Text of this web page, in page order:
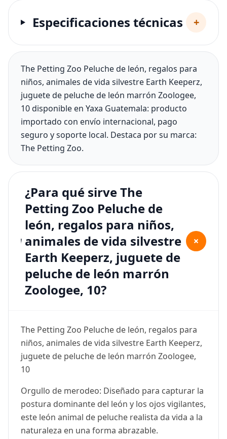
Especificaciones técnicas +
The Petting Zoo Peluche de león, regalos para
niños, animales de vida silvestre Earth Keeperz,
juguete de peluche de león marrón Zoologee,
10 disponible en Yaxa Guatemala: producto
importado con envío internacional, pago
seguro y soporte local. Destaca por su marca:
The Petting Zoo.
¿Para qué sirve The
Petting Zoo Peluche de
león, regalos para niños,
animales de vida silvestre
Earth Keeperz, juguete de
peluche de león marrón
Zoologee, 10?
+
The Petting Zoo Peluche de león, regalos para
niños, animales de vida silvestre Earth Keeperz,
juguete de peluche de león marrón Zoologee,
10
Orgullo de merodeo: Diseñado para capturar la
postura dominante del león y los ojos vigilantes,
este león animal de peluche realista da vida a la
naturaleza en una forma abrazable.